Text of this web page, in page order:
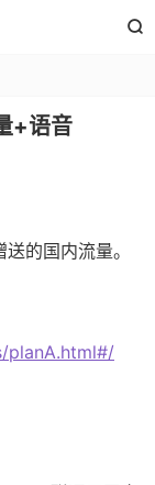

+语音
的国内流量。
planA.html#/